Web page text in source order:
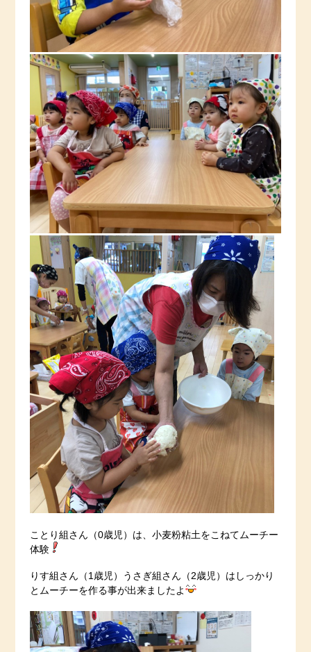
ことり組さん（0歳児）は、小麦粉粘土をこねてムーチー
体験
りす組さん（1歳児）うさぎ組さん（2歳児）はしっかり
とムーチーを作る事が出来ましたよ